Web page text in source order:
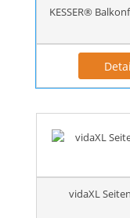
KESSER®
vidaXL